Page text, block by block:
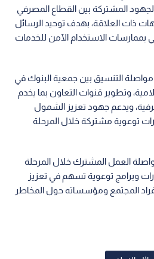
المشتركة بين القطاع المصرفي
ذات العلاقة، بهدف توحيد الرسائل
بممارسات الاستخدام الآمن للخدمات
التنسيق بين جمعية البنوك في
وتطوير قنوات التعاون بما يخدم
ويدعم جهود تعزيز الشمول
توعوية مشتركة خلال المرحلة
العمل المشترك خلال المرحلة
وبرامج توعوية تسهم في تعزيز
المجتمع ومؤسساته حول المخاطر